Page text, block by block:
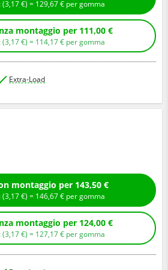
+ Ecotassa: (3,17€ ) = 129,67€ per gomma
Compra senza montaggio per 111,00 €
+ Ecotassa: (3,17€ ) = 114,17€ per gomma
Extra-Load
Compra con montaggio per 143,50 €
+ Ecotassa: (3,17€ ) = 146,67€ per gomma
Compra senza montaggio per 124,00 €
+ Ecotassa: (3,17€ ) = 127,17€ per gomma